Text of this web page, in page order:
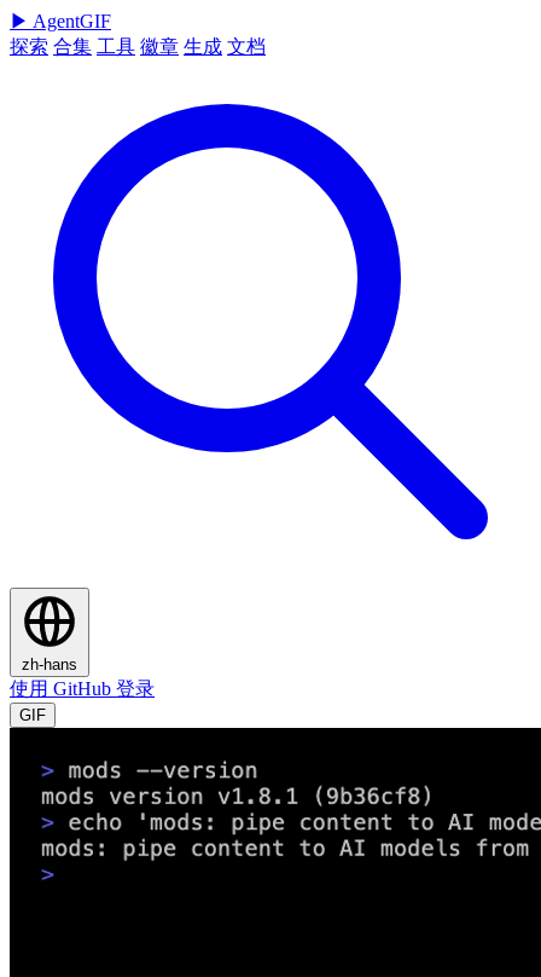
▶ AgentGIF
探索 合集 工具 徽章 生成 文档
zh-hans
使用 GitHub 登录
GIF